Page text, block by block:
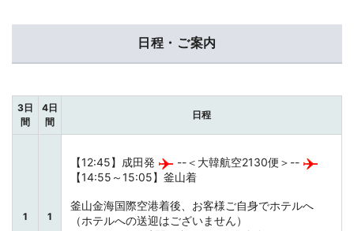
日程・ご案内
3日
間
4日
間
日程
1 1
【12:45】成田発
--＜大韓航空2130便＞--
【14:55～15:05】釜山着
釜山金海国際空港着後、お客様ご自身でホテルへ
（ホテルへの送迎はございません）